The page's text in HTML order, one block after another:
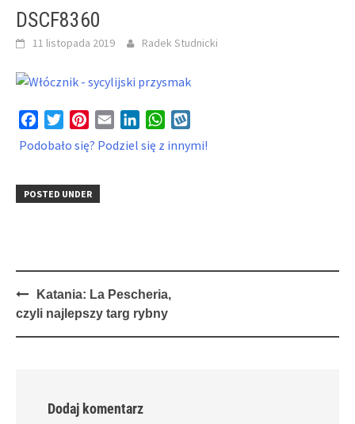
DSCF8360
11 listopada 2019 Radek Studnicki
FacebookTwitterPinterest
Email LinkedInWhatsApp
Podobało się? Podziel się z innymi!
POSTED UNDER
Post
navigation
Katania: La Pescheria,
czyli najlepszy targ rybny
Dodaj komentarz